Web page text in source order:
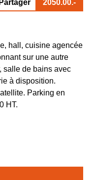
Partager 2050.00.-
hall, cuisine agencée
sur une autre
salle de bains avec
à disposition.
Parking en
HT.